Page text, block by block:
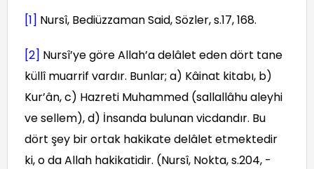
[1] Nursî, Bediüzzaman Said, Sözler, s.17, 168.
[2] Nursî’ye göre Allah’a delâlet eden dört tane
küllî muarrif vardır. Bunlar; a) Kâinat kitabı, b)
Kur’ân, c) Hazreti Muhammed (sallallâhu aleyhi
ve sellem), d) İnsanda bulunan vicdandır. Bu
dört şey bir ortak hakikate delâlet etmektedir
ki, o da Allah hakikatidir. (Nursî, Nokta, s.204, -